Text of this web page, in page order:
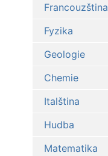
Francouzština
Fyzika
Geologie
Chemie
Italština
Hudba
Matematika